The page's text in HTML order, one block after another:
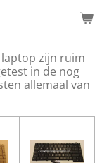
laptop zijn ruim
in de nog
allemaal van